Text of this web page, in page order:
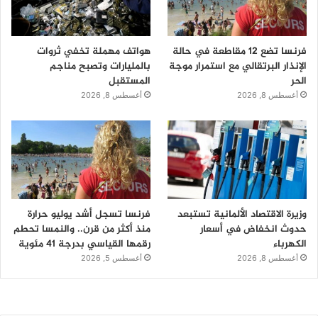
فرنسا تضع 12 مقاطعة في حالة
الإنذار البرتقالي مع استمرار موجة
الحر
أغسطس 8, 2026
هواتف مهملة تخفي ثروات
بالمليارات وتصبح مناجم
المستقبل
أغسطس 8, 2026
وزيرة الاقتصاد الألمانية تستبعد
حدوث انخفاض في أسعار
الكهرباء
أغسطس 8, 2026
فرنسا تسجل أشد يوليو حرارة
منذ أكثر من قرن.. والنمسا تحطم
رقمها القياسي بدرجة 41 مئوية
أغسطس 5, 2026